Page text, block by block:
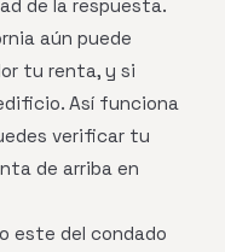
de la respuesta.
aún puede
tu renta, y si
Así funciona
verificar tu
de arriba en
este del condado